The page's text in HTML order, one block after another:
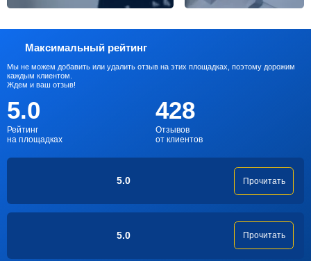
Максимальный рейтинг
Мы не можем добавить или удалить отзыв на этих площадках, поэтому дорожим
каждым клиентом.
Ждем и ваш отзыв!
5.0
Рейтинг
на площадках
428
Отзывов
от клиентов
5.0 Прочитать
5.0 Прочитать